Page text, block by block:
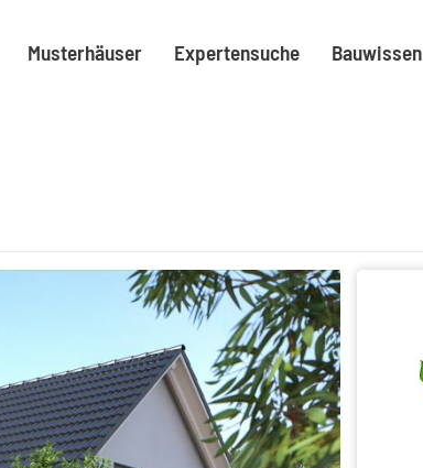
Musterhäuser Expertensuche Bauwissen